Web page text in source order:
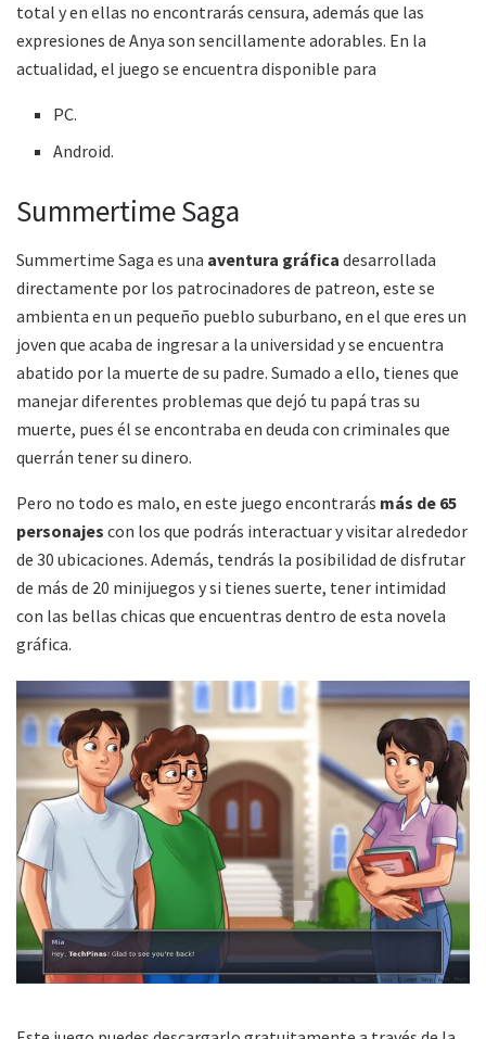
total y en ellas no encontrarás censura, además que las
expresiones de Anya son sencillamente adorables. En la
actualidad, el juego se encuentra disponible para
PC.
Android.
Summertime Saga
Summertime Saga es una aventura gráfica desarrollada
directamente por los patrocinadores de patreon, este se
ambienta en un pequeño pueblo suburbano, en el que eres un
joven que acaba de ingresar a la universidad y se encuentra
abatido por la muerte de su padre. Sumado a ello, tienes que
manejar diferentes problemas que dejó tu papá tras su
muerte, pues él se encontraba en deuda con criminales que
querrán tener su dinero.
Pero no todo es malo, en este juego encontrarás más de 65
personajes con los que podrás interactuar y visitar alrededor
de 30 ubicaciones. Además, tendrás la posibilidad de disfrutar
de más de 20 minijuegos y si tienes suerte, tener intimidad
con las bellas chicas que encuentras dentro de esta novela
gráfica.